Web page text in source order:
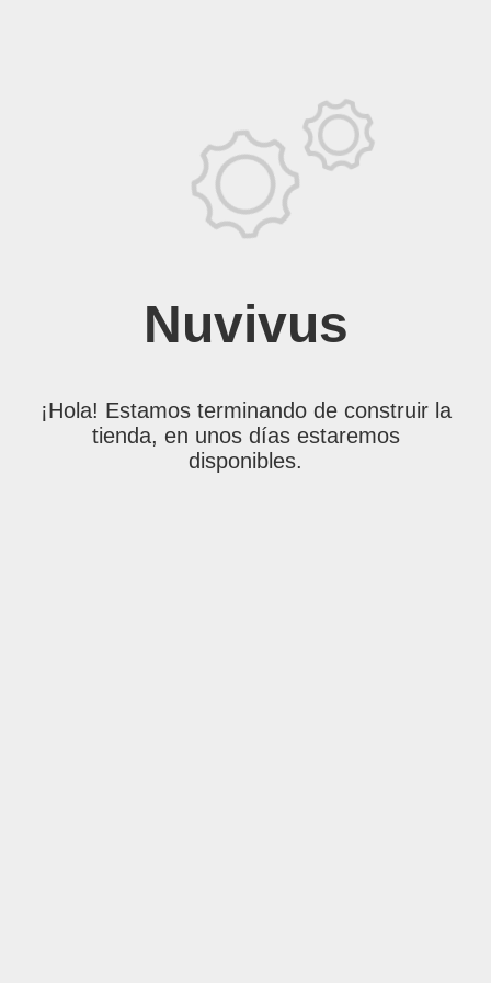
Nuvivus
¡Hola! Estamos terminando de construir la
tienda, en unos días estaremos
disponibles.